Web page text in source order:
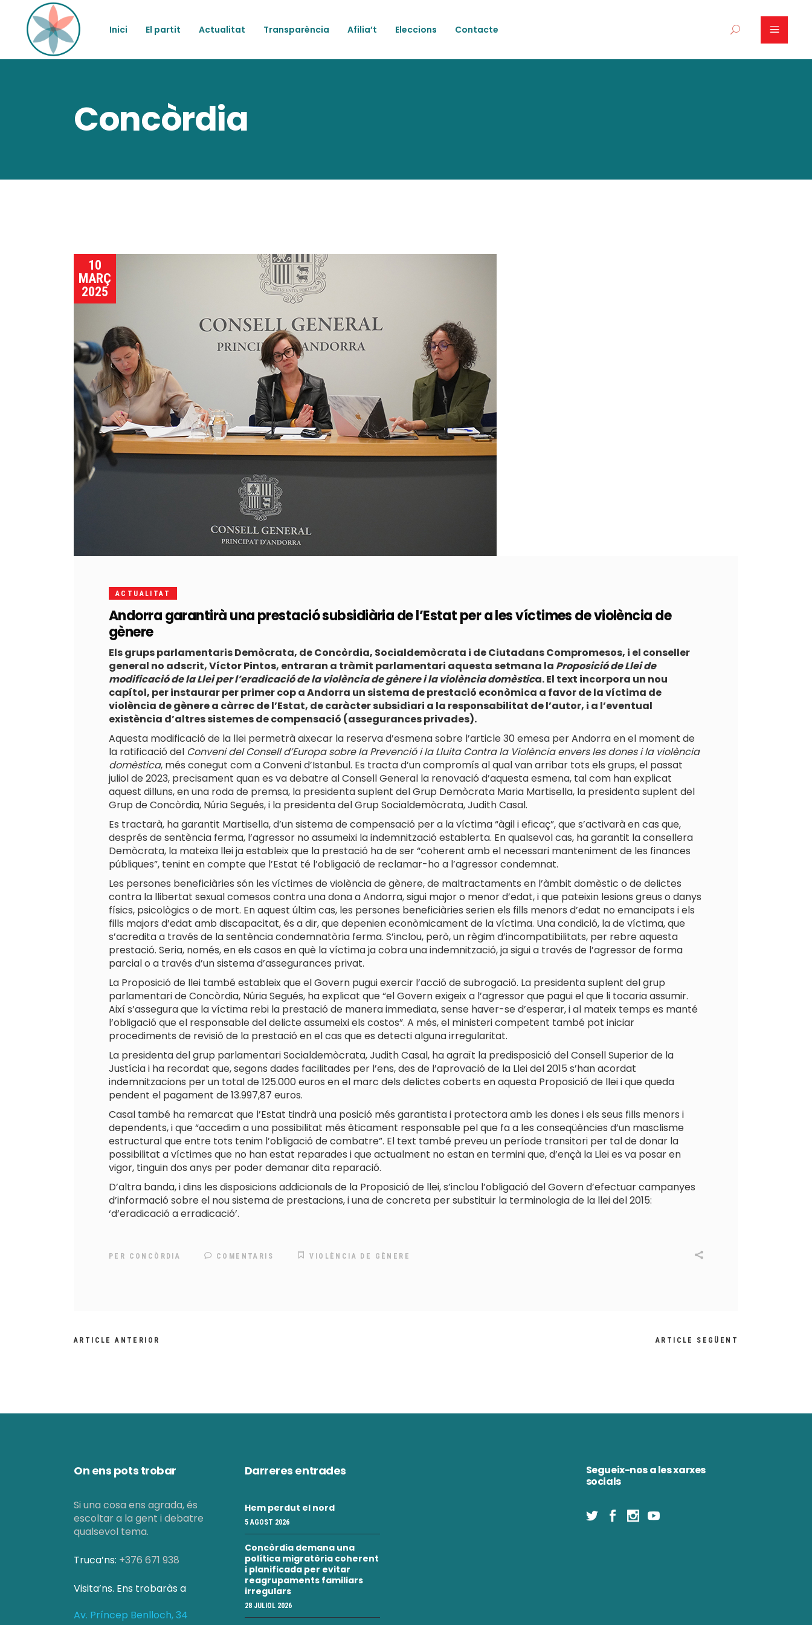
Inici El partit Actualitat Transparència Afilia’t Eleccions Contacte
Concòrdia
10
MARÇ
2025
ACTUALITAT
Andorra garantirà una prestació subsidiària de l’Estat per a les víctimes de violència de
gènere
Els grups parlamentaris Demòcrata, de Concòrdia, Socialdemòcrata i de Ciutadans Compromesos, i el conseller
general no adscrit, Víctor Pintos, entraran a tràmit parlamentari aquesta setmana la Proposició de Llei de
modificació de la Llei per l’eradicació de la violència de gènere i la violència domèstica. El text incorpora un nou
capítol, per instaurar per primer cop a Andorra un sistema de prestació econòmica a favor de la víctima de
violència de gènere a càrrec de l’Estat, de caràcter subsidiari a la responsabilitat de l’autor, i a l’eventual
existència d’altres sistemes de compensació (assegurances privades).
Aquesta modificació de la llei permetrà aixecar la reserva d’esmena sobre l’article 30 emesa per Andorra en el moment de
la ratificació del Conveni del Consell d’Europa sobre la Prevenció i la Lluita Contra la Violència envers les dones i la violència
domèstica, més conegut com a Conveni d’Istanbul. Es tracta d’un compromís al qual van arribar tots els grups, el passat
juliol de 2023, precisament quan es va debatre al Consell General la renovació d’aquesta esmena, tal com han explicat
aquest dilluns, en una roda de premsa, la presidenta suplent del Grup Demòcrata Maria Martisella, la presidenta suplent del
Grup de Concòrdia, Núria Segués, i la presidenta del Grup Socialdemòcrata, Judith Casal.
Es tractarà, ha garantit Martisella, d’un sistema de compensació per a la víctima “àgil i eficaç”, que s’activarà en cas que,
després de sentència ferma, l’agressor no assumeixi la indemnització establerta. En qualsevol cas, ha garantit la consellera
Demòcrata, la mateixa llei ja estableix que la prestació ha de ser “coherent amb el necessari manteniment de les finances
públiques”, tenint en compte que l’Estat té l’obligació de reclamar-ho a l’agressor condemnat.
Les persones beneficiàries són les víctimes de violència de gènere, de maltractaments en l’àmbit domèstic o de delictes
contra la llibertat sexual comesos contra una dona a Andorra, sigui major o menor d’edat, i que pateixin lesions greus o danys
físics, psicològics o de mort. En aquest últim cas, les persones beneficiàries serien els fills menors d’edat no emancipats i els
fills majors d’edat amb discapacitat, és a dir, que depenien econòmicament de la víctima. Una condició, la de víctima, que
s’acredita a través de la sentència condemnatòria ferma. S’inclou, però, un règim d’incompatibilitats, per rebre aquesta
prestació. Seria, només, en els casos en què la víctima ja cobra una indemnització, ja sigui a través de l’agressor de forma
parcial o a través d’un sistema d’assegurances privat.
La Proposició de llei també estableix que el Govern pugui exercir l’acció de subrogació. La presidenta suplent del grup
parlamentari de Concòrdia, Núria Segués, ha explicat que “el Govern exigeix a l’agressor que pagui el que li tocaria assumir.
Així s’assegura que la víctima rebi la prestació de manera immediata, sense haver-se d’esperar, i al mateix temps es manté
l’obligació que el responsable del delicte assumeixi els costos”. A més, el ministeri competent també pot iniciar
procediments de revisió de la prestació en el cas que es detecti alguna irregularitat.
La presidenta del grup parlamentari Socialdemòcrata, Judith Casal, ha agraït la predisposició del Consell Superior de la
Justícia i ha recordat que, segons dades facilitades per l’ens, des de l’aprovació de la Llei del 2015 s’han acordat
indemnitzacions per un total de 125.000 euros en el marc dels delictes coberts en aquesta Proposició de llei i que queda
pendent el pagament de 13.997,87 euros.
Casal també ha remarcat que l’Estat tindrà una posició més garantista i protectora amb les dones i els seus fills menors i
dependents, i que “accedim a una possibilitat més èticament responsable pel que fa a les conseqüències d’un masclisme
estructural que entre tots tenim l’obligació de combatre”. El text també preveu un període transitori per tal de donar la
possibilitat a víctimes que no han estat reparades i que actualment no estan en termini que, d’ençà la Llei es va posar en
vigor, tinguin dos anys per poder demanar dita reparació.
D’altra banda, i dins les disposicions addicionals de la Proposició de llei, s’inclou l’obligació del Govern d’efectuar campanyes
d’informació sobre el nou sistema de prestacions, i una de concreta per substituir la terminologia de la llei del 2015:
‘d’eradicació a erradicació’.
PER CONCÒRDIA COMENTARIS VIOLÈNCIA DE GÈNERE
ARTICLE ANTERIOR ARTICLE SEGÜENT
On ens pots trobar
Si una cosa ens agrada, és
escoltar a la gent i debatre
qualsevol tema.
Truca’ns: +376 671 938
Visita’ns. Ens trobaràs a
Av. Príncep Benlloch, 34
Darreres entrades
Hem perdut el nord
5 AGOST 2026
Concòrdia demana una
política migratòria coherent
i planificada per evitar
reagrupaments familiars
irregulars
28 JULIOL 2026
Segueix-nos a les xarxes
socials